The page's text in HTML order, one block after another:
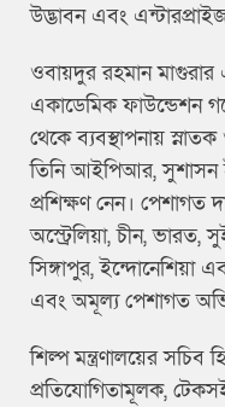
উদ্ভাবন এবং
ওবায়দুর রহমান
একাডেমিক ফাউন্ডেশন
থেকে ব্যবস্থাপনায়
তিনি আইপিআর, সুশাসন
প্রশিক্ষণ নেন। পেশাগত
অস্ট্রেলিয়া, চীন, ভারত,
সিঙ্গাপুর,
এবং অমূল্য পেশাগত
শিল্প মন্ত্রণালয়ের সচিব
প্রতিযোগিতামূলক,